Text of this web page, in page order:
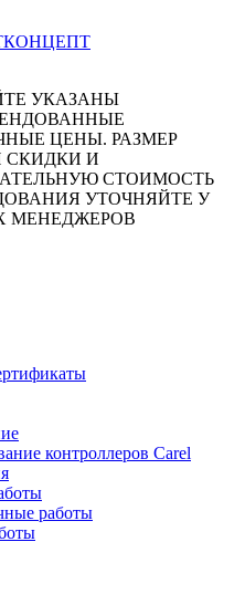
УКАЗАНЫ
ЦЕНЫ. РАЗМЕР
СКИДКИ И
СТОИМОСТЬ
УТОЧНЯЙТЕ У
МЕНЕДЖЕРОВ
контроллеров Carel
работы